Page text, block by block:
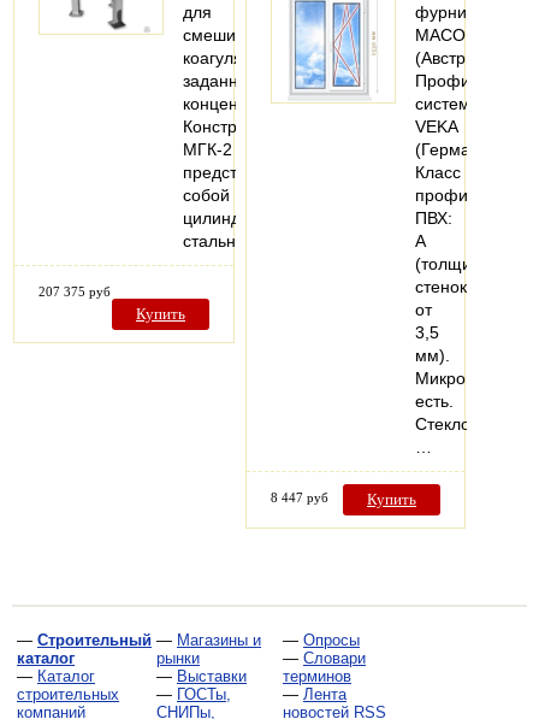
для
смешивания
коагулянтов
заданной
концентрации.
Конструктивно
МГК-2
представляет
собой
цилиндрический
стальной…
207 375 руб
Купить
фурнитура
MACO
(Австрия).
Профильная
система:
VEKA
(Германия).
Класс
профиля
ПВХ:
А
(толщина
стенок
от
3,5
мм).
есть.
Стеклопакеты:
8 447 руб Купить
— Строительный
каталог
— Каталог
строительных
компаний
— Магазины и
рынки
— Выставки
— ГОСТы,
СНИПы,
— Опросы
— Словари
терминов
— Лента
новостей RSS